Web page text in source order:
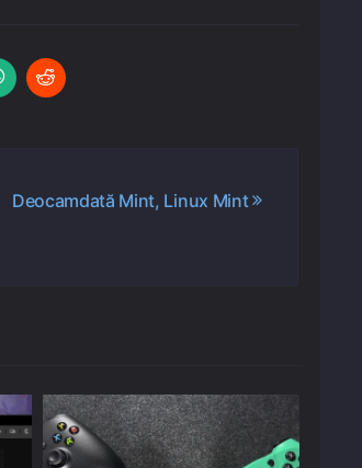
Deocamdată Mint, Linux Mint